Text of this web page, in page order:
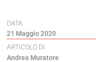
DATA
21 Maggio 2020
ARTICOLO DI
Andrea Muratore